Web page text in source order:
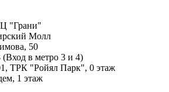
"Грани"
Молл
50
в метро 3 и 4)
ТРК "Ройял Парк", 0 этаж
1 этаж